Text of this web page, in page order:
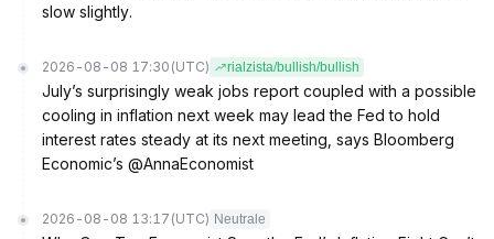
slow slightly.
2026-08-08 17:30 (UTC) rialzista/bullish/bullish
July’s surprisingly weak jobs report coupled with a possible
cooling in inflation next week may lead the Fed to hold
interest rates steady at its next meeting, says Bloomberg
Economic’s @AnnaEconomist
2026-08-08 13:17 (UTC) Neutrale